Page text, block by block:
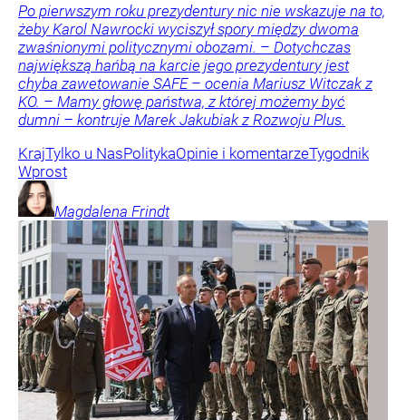
Po pierwszym roku prezydentury nic nie wskazuje na to,
żeby Karol Nawrocki wyciszył spory między dwoma
zwaśnionymi politycznymi obozami. – Dotychczas
największą hańbą na karcie jego prezydentury jest
chyba zawetowanie SAFE – ocenia Mariusz Witczak z
KO. – Mamy głowę państwa, z której możemy być
dumni – kontruje Marek Jakubiak z Rozwoju Plus.
KrajTylko u NasPolitykaOpinie i komentarzeTygodnik
Wprost
Magdalena Frindt